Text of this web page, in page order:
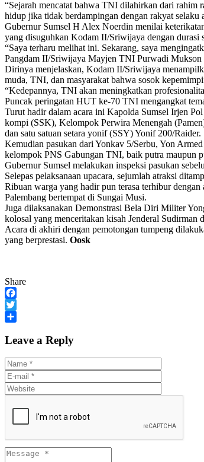
“Sejarah mencatat bahwa TNI dilahirkan dari rahim
hidup jika tidak berdampingan dengan rakyat selaku
Gubernur Sumsel H Alex Noerdin menilai
yang disuguhkan Kodam II/Sriwijaya dengan durasi
“Saya terharu melihat ini. Sekarang, saya
Pangdam II/Sriwijaya Mayjen TNI Purwadi Mukson
Dirinya menjelaskan, Kodam II/Sriwijaya
muda, TNI, dan masyarakat bahwa sosok
“Kedepannya, TNI akan meningkatkan
Puncak peringatan HUT ke-70 TNI mengangkat
Turut hadir dalam acara ini Kapolda Sumsel Irjen
kompi (SSK), Kelompok Perwira Menengah
dan satu satuan setara yonif (SSY) Yonif 200/Raider.
Kemudian pasukan dari Yonkav 5/Serbu, Yon
kelompok PNS Gabungan TNI, baik putra maupun
Gubernur Sumsel melakukan inspeksi pasukan
Selepas pelaksanaan upacara, sejumlah atraksi
Ribuan warga yang hadir pun terasa terhibur
Palembang bertempat di Sungai Musi.
Juga dilaksanakan Demonstrasi Bela Diri Militer
kolosal yang menceritakan kisah Jenderal Sudirman
Acara di akhiri dengan pemotongan tumpeng
yang berprestasi. Oosk
Share
Facebook
Twitter
Leave a Reply